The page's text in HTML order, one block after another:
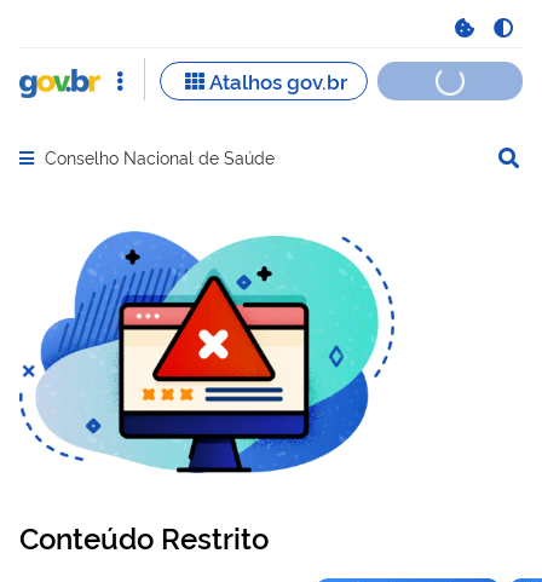
Abrir menu principal de navegação
Conselho Nacional de Saúde
Conteúdo Restrito